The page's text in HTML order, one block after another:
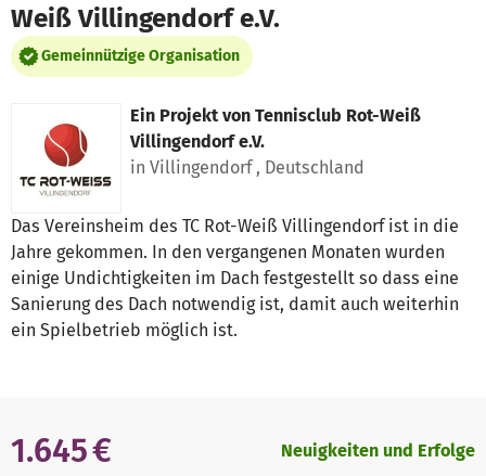
Weiß Villingendorf e.V.
Gemeinnützige Organisation
Ein Projekt von Tennisclub Rot-Weiß
Villingendorf e.V.
in Villingendorf , Deutschland
Das Vereinsheim des TC Rot-Weiß Villingendorf ist in die
Jahre gekommen. In den vergangenen Monaten wurden
einige Undichtigkeiten im Dach festgestellt so dass eine
Sanierung des Dach notwendig ist, damit auch weiterhin
ein Spielbetrieb möglich ist.
1.645 € Neuigkeiten und Erfolge